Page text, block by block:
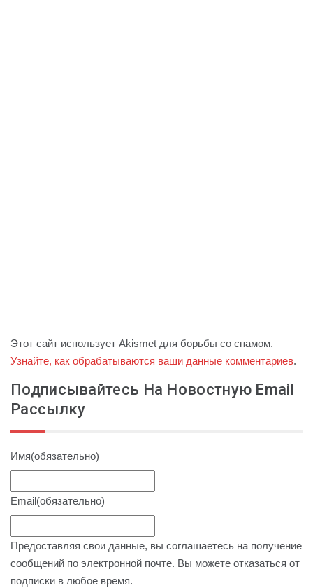
Этот сайт использует Akismet для борьбы со спамом.
Узнайте, как обрабатываются ваши данные комментариев.
Подписывайтесь На Новостную Email
Рассылку
Имя(обязательно)
Email (обязательно)
Предоставляя свои данные, вы соглашаетесь на получение
сообщений по электронной почте. Вы можете отказаться от
подписки в любое время.